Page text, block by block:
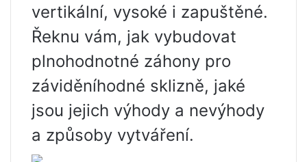
vertikální, vysoké i zapuštěné.
Řeknu vám, jak vybudovat
plnohodnotné záhony pro
záviděníhodné sklizně, jaké
jsou jejich výhody a nevýhody
a způsoby vytváření.